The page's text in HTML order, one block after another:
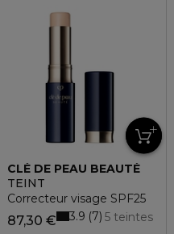
CLÉ DE PEAU BEAUTÉ
TEINT
Correcteur visage SPF25
87,30 € 5 teintes
3.9 7